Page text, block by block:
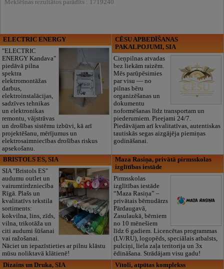
Meklēšnas rezultātos parādīts : 1719240
ELECTRIC ENERGY
"ELECTRIC
ENERGY Kandava"
piedāvā pilna
spektra
elektromontāžas
darbus,
elektroinstalācijas,
sadzīves tehnikas
un elektronikas
remontu, vājstrāvas
un drošības sistēmu izbūvi, kā arī
projektēšanu, mērījumus un
elektrosaimniecības drošības riskus
apsekošanu.
CĒSU APBEDĪŠANAS
PAKALPOJUMI, SIA
Cieņpilnas atvadas
bez liekām raizēm.
Mēs parūpēsimies
par visu — no
pilnas bēru
organizēšanas un
dokumentu
noformēšanas līdz transportam un
piederumiem. Pieejami 24/7.
Piedāvājam arī kvalitatīvas, autentiskas
tautiskās segas aizgājēja piemiņas
godināšanai.
BRISTOLS ES, SIA
SIA "Bristols ES"
audumu outlet un
vairumtirdzniecība
Rīgā. Plašs un
kvalitatīvs tekstila
sortiments:
kokvilna, lins, zīds,
vilna, trikotāža un
citi audumi šūšanai
vai ražošanai.
Nāciet un iepazīstieties ar pilnu klāstu
mūsu noliktavā klātienē!
Maza Rasiņa, privātā pirmsskolas
izglītības iestāde
Pirmsskolas
izglītības iestāde
“Maza Rasiņa” –
privātais bērnudārzs
Pārdaugavā,
Zasulaukā, bērniem
no 10 mēnešiem
līdz 6 gadiem. Licencētas programmas
(LV/RU), logopēds, speciālais atbalsts,
pulciņi, liela zaļa teritorija un 3x
ēdināšana. Strādājam visu gadu!
Dizains un Druka, SIA
Vītoli, atpūtas komplekss